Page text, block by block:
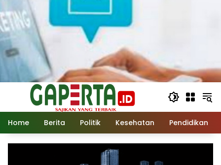
Home Berita Politik Kesehatan Pendidikan